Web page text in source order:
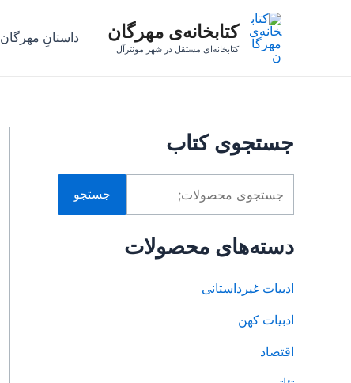
کتابخانه‌ی مهرگان
کتابخانه‌ای مستقل در شهر مونترآل
داستانِ مهرگان
جستجوی کتاب
ی
جستجو
دسته‌های محصولات
ادبیات غیرداستانی
ادبیات کهن
اقتصاد